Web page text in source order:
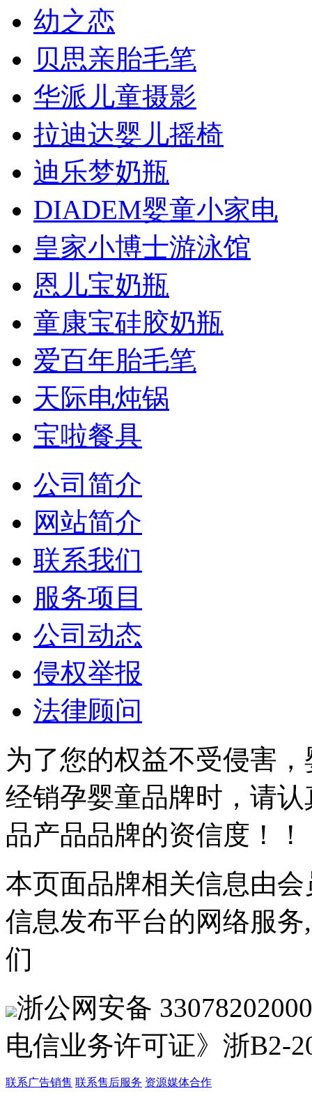
幼之恋
贝思亲胎毛笔
华派儿童摄影
拉迪达婴儿摇椅
迪乐梦奶瓶
DIADEM婴童小家电
皇家小博士游泳馆
恩儿宝奶瓶
童康宝硅胶奶瓶
爱百年胎毛笔
天际电炖锅
宝啦餐具
公司简介
网站简介
联系我们
服务项目
公司动态
侵权举报
法律顾问
为了您的权益不受侵害
经销孕婴童品牌时，请
品产品品牌的资信度！！
本页面品牌相关信息由
信息发布平台的网络服
们
浙公网安备
电信业务许可证》浙B2-
联系广告销售 联系售后服务 资源媒体合作